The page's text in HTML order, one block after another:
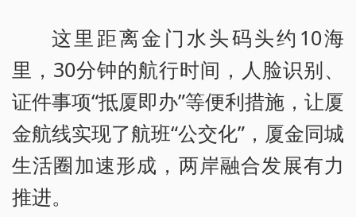
这里距离金门水头码头约10海
里，30分钟的航行时间，人脸识别、
证件事项“抵厦即办”等便利措施，让厦
金航线实现了航班“公交化”，厦金同城
生活圈加速形成，两岸融合发展有力
推进。